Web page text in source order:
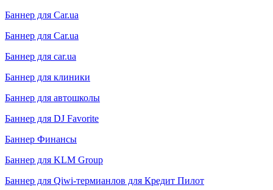
Баннер для Car.ua
Баннер для Car.ua
Баннер для car.ua
Баннер для клиники
Баннер для автошколы
Баннер для DJ Favorite
Баннер Финансы
Баннер для KLM Group
Баннер для Qiwi-термианлов для Кредит Пилот